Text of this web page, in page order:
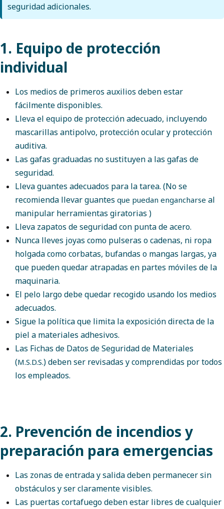
seguridad adicionales.
1. Equipo de protección
individual
Los medios de primeros auxilios deben estar
fácilmente disponibles.
Lleva el equipo de protección adecuado, incluyendo
mascarillas antipolvo, protección ocular y protección
auditiva.
Las gafas graduadas no sustituyen a las gafas de
seguridad.
Lleva guantes adecuados para la tarea. (No se
recomienda llevar guantes que puedan engancharse al
manipular herramientas giratorias )
Lleva zapatos de seguridad con punta de acero.
Nunca lleves joyas como pulseras o cadenas, ni ropa
holgada como corbatas, bufandas o mangas largas, ya
que pueden quedar atrapadas en partes móviles de la
maquinaria.
El pelo largo debe quedar recogido usando los medios
adecuados.
Sigue la política que limita la exposición directa de la
piel a materiales adhesivos.
Las Fichas de Datos de Seguridad de Materiales
(M.S.D.S.) deben ser revisadas y comprendidas por todos
los empleados.
2. Prevención de incendios y
preparación para emergencias
Las zonas de entrada y salida deben permanecer sin
obstáculos y ser claramente visibles.
Las puertas cortafuego deben estar libres de cualquier